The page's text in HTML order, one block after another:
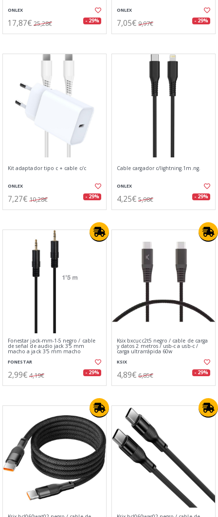
ONLEX
17,87€ 25,28€ - 29%
ONLEX
7,05€ 9,97€ - 29%
Kit adaptador tipo c + cable c/c
ONLEX
7,27€ 10,28€ - 29%
Cable cargador c/lightning.1m.ng.
ONLEX
4,25€ 5,98€ - 29%
Fonestar jack-mm-1-5 negro / cable
de señal de audio jack 3'5 mm
macho a jack 3'5 mm macho
FONESTAR
2,99€ 4,19€ - 29%
Ksix bxcucc2t5 negro / cable de carga
y datos 2 metros / usb-c a usb-c /
carga ultrarrápida 60w
KSIX
4,89€ 6,85€ - 29%